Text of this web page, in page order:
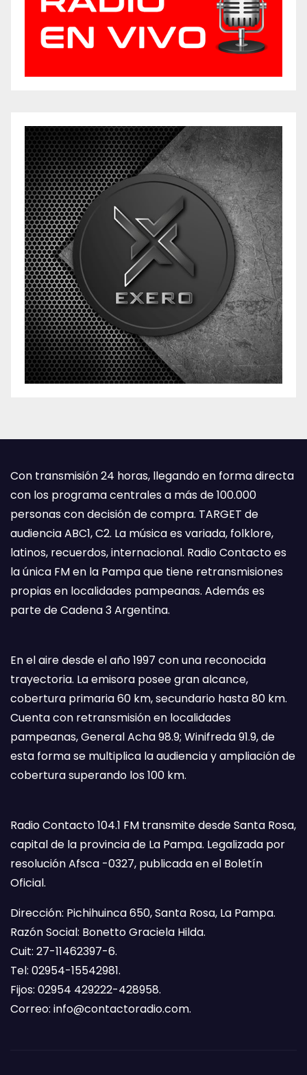
Con transmisión 24 horas, llegando en forma directa
con los programa centrales a más de 100.000
personas con decisión de compra. TARGET de
audiencia ABC1, C2. La música es variada, folklore,
latinos, recuerdos, internacional. Radio Contacto es
la única FM en la Pampa que tiene retransmisiones
propias en localidades pampeanas. Además es
parte de Cadena 3 Argentina.
En el aire desde el año 1997 con una reconocida
trayectoria. La emisora posee gran alcance,
cobertura primaria 60 km, secundario hasta 80 km.
Cuenta con retransmisión en localidades
pampeanas, General Acha 98.9; Winifreda 91.9, de
esta forma se multiplica la audiencia y ampliación de
cobertura superando los 100 km.
Radio Contacto 104.1 FM transmite desde Santa Rosa,
capital de la provincia de La Pampa. Legalizada por
resolución Afsca -0327, publicada en el Boletín
Oficial.
Dirección: Pichihuinca 650, Santa Rosa, La Pampa.
Razón Social: Bonetto Graciela Hilda.
Cuit: 27-11462397-6.
Tel: 02954-15542981.
Fijos: 02954 429222-428958.
Correo: info@contactoradio.com.